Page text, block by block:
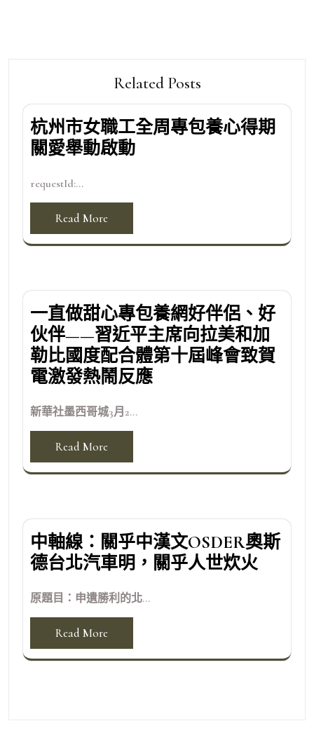
Related Posts
杭州市女職工全周專包養心得期
關愛舉動啟動
requestId:...
Read More
一直做甜心專包養網好伴侶、好
伙伴——習近平主席向拉美和加
勒比國度配合體第十屆峰會致賀
電激發熱鬧反應
新華社墨西哥城3月2...
Read More
中軸線：關乎中漢文OSDER奧斯
德台北汽車明，關乎人世炊火
原題目：申遺勝利的北...
Read More